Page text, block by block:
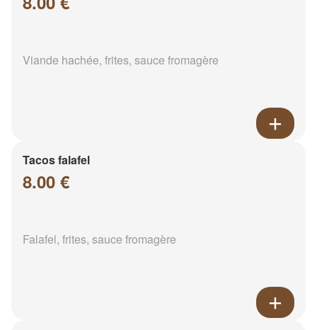
Viande hachée, frites, sauce fromagère
Tacos falafel
8.00 €
Falafel, frites, sauce fromagère